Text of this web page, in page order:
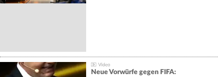
Neue Vorwürfe gegen FIFA: